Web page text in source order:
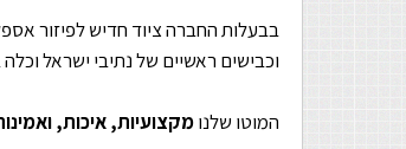
בבעלות החברה ציוד חדיש לפיזור
וכבישים ראשיים של נתיבי ישראל
המוטו שלנומקצועיות, איכות,